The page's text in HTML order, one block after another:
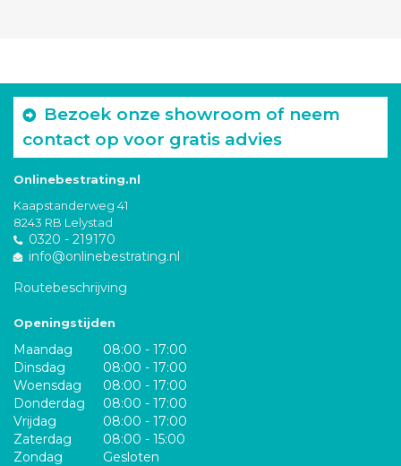
Bezoek onze showroom of neem
contact op voor gratis advies
Onlinebestrating.nl
Kaapstanderweg 41
8243 RB Lelystad
0320 - 219170
info@onlinebestrating.nl
Routebeschrijving
Openingstijden
Maandag
08:00 - 17:00
Dinsdag
08:00 - 17:00
Woensdag
08:00 - 17:00
Donderdag
08:00 - 17:00
Vrijdag
08:00 - 17:00
Zaterdag
08:00 - 15:00
Zondag
Gesloten